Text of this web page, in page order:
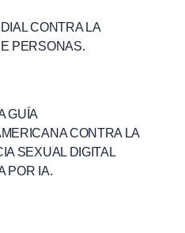
CONTRA LA
PERSONAS.
GUÍA
CONTRA LA
SEXUAL DIGITAL
POR IA.